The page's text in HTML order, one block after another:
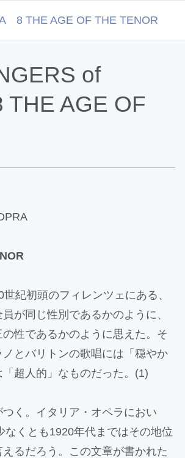
8 THE AGE OF THE TENOR
of
AGE OF
紀初頭のフィレンツェにある、
が同じ性別であるかのように、
性であるかのように思えた。そ
とバリトンの歌唱には「穏やか
超人的」なものだった。(1)
く。イタリア・オペラにおい
くとも1920年代まではその地位
るだろう。この文章が書かれた